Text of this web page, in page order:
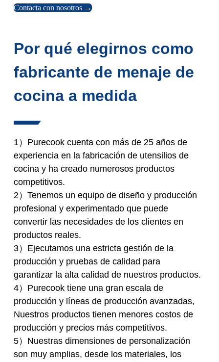
Contacta con nosotros →
Por qué elegirnos como
fabricante de menaje de
cocina a medida
1）Purecook cuenta con más de 25 años de
experiencia en la fabricación de utensilios de
cocina y ha creado numerosos productos
competitivos.
2）Tenemos un equipo de diseño y producción
profesional y experimentado que puede
convertir las necesidades de los clientes en
productos reales.
3）Ejecutamos una estricta gestión de la
producción y pruebas de calidad para
garantizar la alta calidad de nuestros productos.
4）Purecook tiene una gran escala de
producción y líneas de producción avanzadas,
Nuestros productos tienen menores costos de
producción y precios más competitivos.
5）Nuestras dimensiones de personalización
son muy amplias, desde los materiales, los